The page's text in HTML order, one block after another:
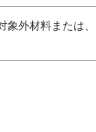
象外材料ま